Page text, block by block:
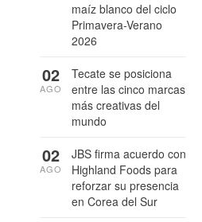
maíz blanco del ciclo
Primavera-Verano
2026
Tecate se posiciona
entre las cinco marcas
más creativas del
mundo
02
AGO
JBS firma acuerdo con
Highland Foods para
reforzar su presencia
en Corea del Sur
02
AGO